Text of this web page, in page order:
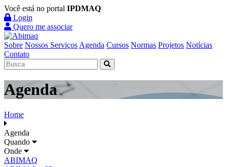
Você está no portal IPDMAQ
Login
Quero me associar
Sobre Nossos Serviços Agenda Cursos Normas Projetos Notícias
Contato
Agenda
Home
Agenda
Quando
Onde
ABIMAQ